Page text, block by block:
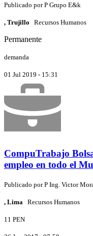
Publicado porP Grupo E&k
, Trujillo Recursos Humanos
Permanente
demanda
01 Jul 2019 - 15:31
CompuTrabajo
empleo en todo el
Publicado porP Ing. Victor
, Lima Recursos Humanos
11 PEN